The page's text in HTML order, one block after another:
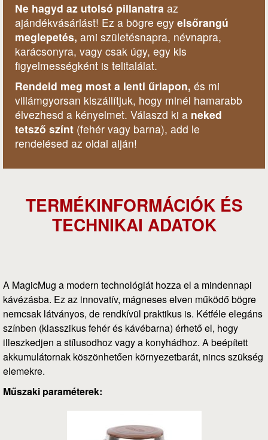
Ne hagyd az utolsó pillanatra az
ajándékvásárlást! Ez a bögre egy elsőrangú
meglepetés, ami születésnapra, névnapra,
karácsonyra, vagy csak úgy, egy kis
figyelmességként is telitalálat.
Rendeld meg most a lenti űrlapon, és mi
villámgyorsan kiszállítjuk, hogy minél hamarabb
élvezhesd a kényelmet. Válaszd ki a neked
tetsző színt (fehér vagy barna), add le
rendelésed az oldal alján!
TERMÉKINFORMÁCIÓK ÉS
TECHNIKAI ADATOK
A MagicMug a modern technológiát hozza el a mindennapi
kávézásba. Ez az innovatív, mágneses elven működő bögre
nemcsak látványos, de rendkívül praktikus is. Kétféle elegáns
színben (klasszikus fehér és kávébarna) érhető el, hogy
illeszkedjen a stílusodhoz vagy a konyhádhoz. A beépített
akkumulátornak köszönhetően környezetbarát, nincs szükség
elemekre.
Műszaki paraméterek: